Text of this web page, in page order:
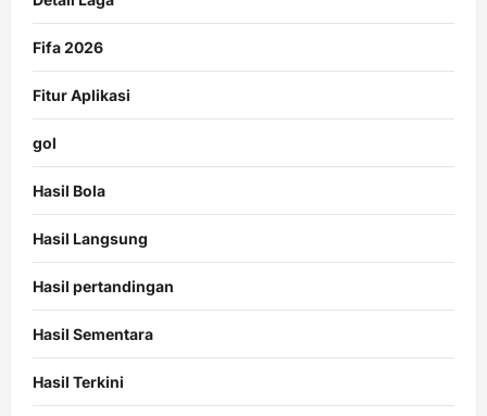
Fifa 2026
Fitur Aplikasi
gol
Hasil Bola
Hasil Langsung
Hasil pertandingan
Hasil Sementara
Hasil Terkini